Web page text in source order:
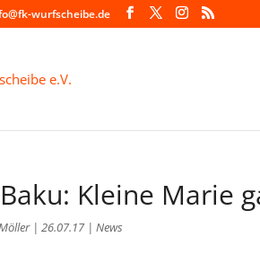
wurfscheibe.de
Kleine Marie
|26.07.17|News